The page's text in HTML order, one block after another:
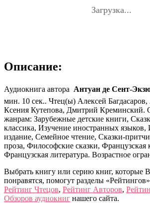
Загрузка...
Описание:
Аудиокнига автора Антуан де Сент-
мин. 10 сек.. Чтец(ы) Алексей
Ксения Кутепова, Дмитрий Креминский.
жанрам: Зарубежные детские книги,
классика, Изучение иностранных
издание, Семейное чтение, Сказки-
проза, Философские сказки, Французская
Французская литература. Возрастное
Выбрать книгу или серию книг, которые
понравятся, помогут разделы
Рейтинг Чтецов, Рейтинг Авторов,
Обзоров аудиокниг нашего сайта.